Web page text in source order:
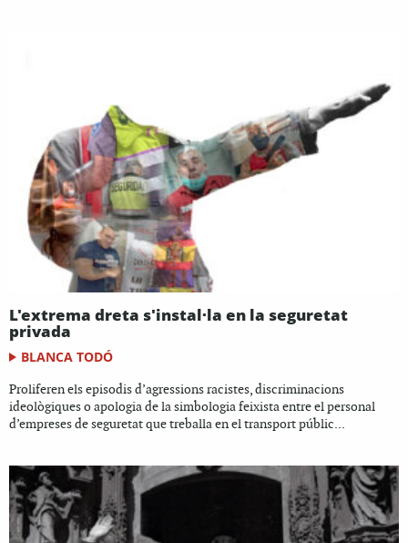
L'extrema dreta s'instal·la en la seguretat
privada
BLANCA TODÓ
Proliferen els episodis d’agressions racistes, discriminacions
ideològiques o apologia de la simbologia feixista entre el personal
d’empreses de seguretat que treballa en el transport públic...